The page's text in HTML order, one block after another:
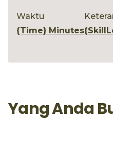
Waktu
{time} Minutes
Yang Anda